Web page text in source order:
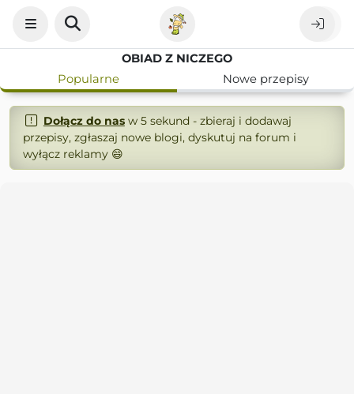
OBIAD Z NICZEGO
Popularne
Nowe przepisy
Dołącz do nasw 5 sekund - zbieraj i dodawaj
przepisy, zgłaszaj nowe blogi, dyskutuj na forum i
wyłącz reklamy 😄